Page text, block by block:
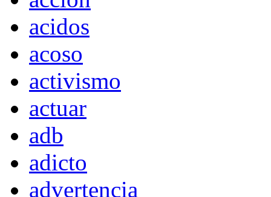
acidos
acoso
activismo
actuar
adb
adicto
advertencia